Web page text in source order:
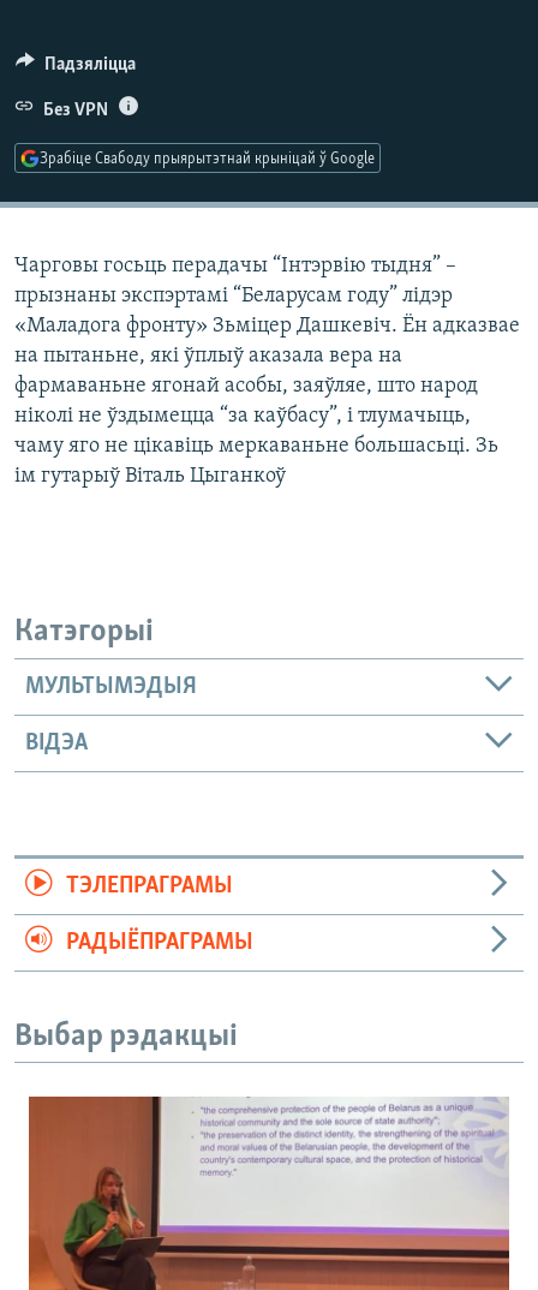
КАЛЯНДАР
НА ХВАЛЯХ СВАБОДЫ
Падзяліцца
Без VPN
Зрабіце Свабоду прыярытэтнай крыніцай ў Google
Чарговы госьць перадачы “Інтэрвію тыдня” –
прызнаны экспэртамі “Беларусам году” лідэр
«Маладога фронту» Зьміцер Дашкевіч. Ён адказвае
на пытаньне, які ўплыў аказала вера на
фармаваньне ягонай асобы, заяўляе, што народ
ніколі не ўздымецца “за каўбасу”, і тлумачыць,
чаму яго не цікавіць меркаваньне большасьці. Зь
ім гутарыў Віталь Цыганкоў
Катэгорыі
МУЛЬТЫМЭДЫЯ
ВІДЭА
ТЭЛЕПРАГРАМЫ
РАДЫЁПРАГРАМЫ
Выбар рэдакцыі